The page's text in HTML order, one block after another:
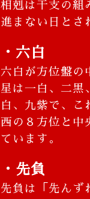
相剋は干支の組
進まない日とさ
・六白
六白が方位盤の
星は一白、二黒
白、九紫で、こ
西の８方位と中
ています。
・先負
先負は「先んず